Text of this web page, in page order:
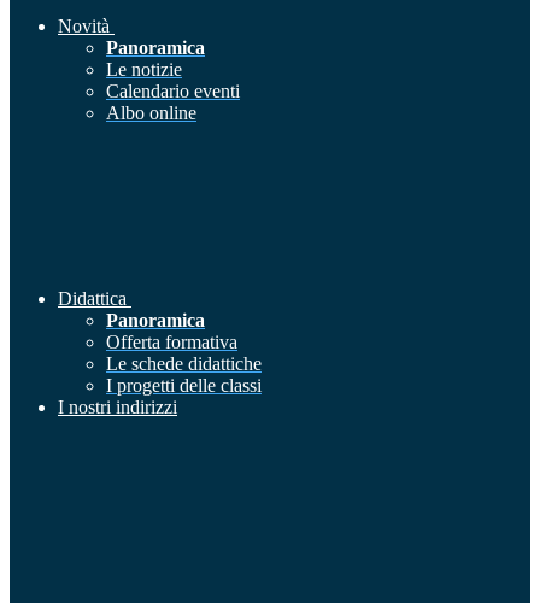
Novità
Panoramica
Le notizie
Calendario eventi
Albo online
Didattica
Panoramica
Offerta formativa
Le schede didattiche
I progetti delle classi
I nostri indirizzi